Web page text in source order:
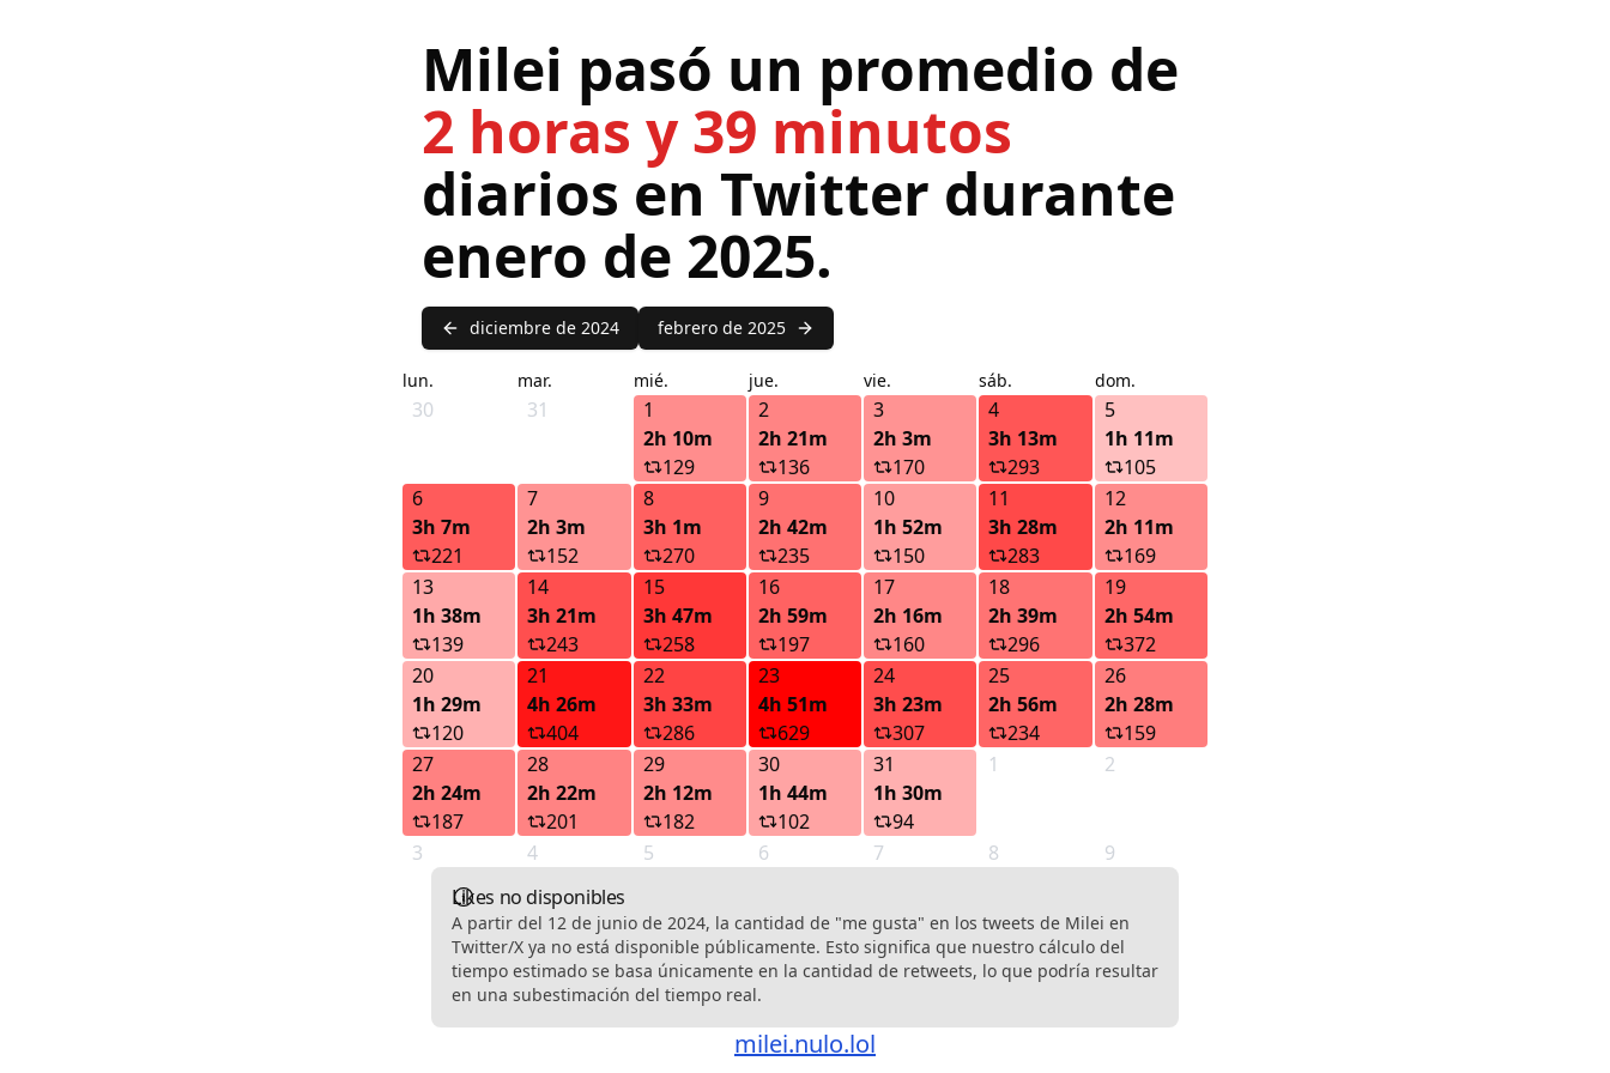
Milei pasó un promedio de
2 horas y 39 minutos
diarios en Twitter durante
enero de 2025.
diciembre de 2024 febrero de 2025
lun. mar. mié. jue. vie. sáb. dom.
30 31
1
2h 10m
129
2
2h 21m
136
3
2h 3m
170
4
3h 13m
293
5
1h 11m
105
6
3h 7m
221
7
2h 3m
152
8
3h 1m
270
9
2h 42m
235
10
1h 52m
150
11
3h 28m
283
12
2h 11m
169
13
1h 38m
139
14
3h 21m
243
15
3h 47m
258
16
2h 59m
197
17
2h 16m
160
18
2h 39m
296
19
2h 54m
372
20
1h 29m
120
21
4h 26m
404
22
3h 33m
286
23
4h 51m
629
24
3h 23m
307
25
2h 56m
234
26
2h 28m
159
27
2h 24m
187
28
2h 22m
201
29
2h 12m
182
30
1h 44m
102
31
1h 30m
94
1 2
3 4 5 6 7 8
9
Likes no disponibles
A partir del 12 de junio de 2024, la cantidad de "me gusta" en los tweets de Milei en
Twitter/X ya no está disponible públicamente. Esto significa que nuestro cálculo del
tiempo estimado se basa únicamente en la cantidad de retweets, lo que podría resultar
en una subestimación del tiempo real.
milei.nulo.lol